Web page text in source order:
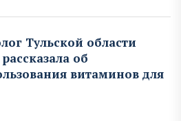
Тульской области
об
витаминов для